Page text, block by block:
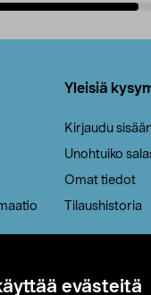
evästeitä
Yleisiä
Kirjaudu
Unohtuiko
Omat tiedot
Tilaushistoria